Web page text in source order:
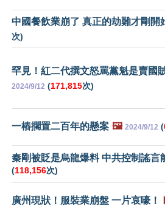
中國餐飲業崩了 真正的劫難才剛開
次)
罕見！紅二代撰文怒罵黨魁是賣國
2024/9/12 (171,815次)
一樁擱置二百年的懸案 🖼️ 2024/9/12 (
秦剛被貶是烏龍爆料 中共控制謠言
(118,156次)
廣州現狀！服裝業崩盤 一片哀嚎！